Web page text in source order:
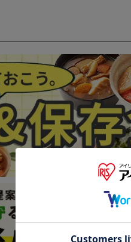
※ご確認ください